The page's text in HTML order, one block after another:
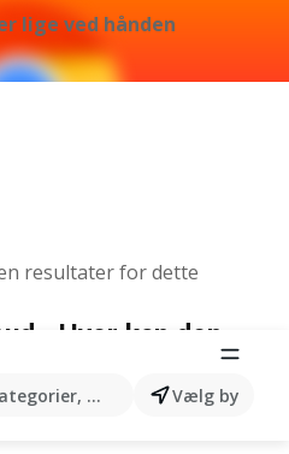
lige ved hånden
produkter...Vælg by
resultater for dette
- Hvor kan den